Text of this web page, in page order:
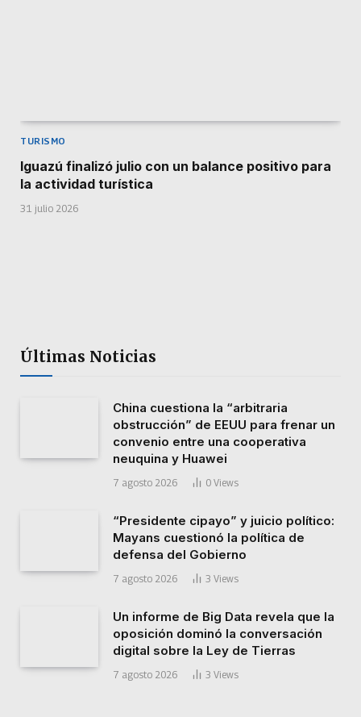
TURISMO
Iguazú finalizó julio con un balance positivo para
la actividad turística
31 julio 2026
Últimas Noticias
China cuestiona la “arbitraria
obstrucción” de EEUU para frenar un
convenio entre una cooperativa
neuquina y Huawei
7 agosto 2026 0 Views
“Presidente cipayo” y juicio político:
Mayans cuestionó la política de
defensa del Gobierno
7 agosto 2026 3 Views
Un informe de Big Data revela que la
oposición dominó la conversación
digital sobre la Ley de Tierras
7 agosto 2026 3 Views